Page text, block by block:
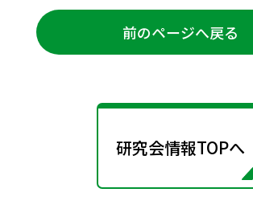
前のページへ戻る
研究会情報TOPへ